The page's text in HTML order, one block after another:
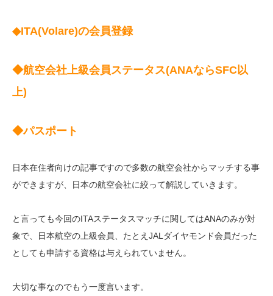
◆ITA(Volare)の会員登録
◆航空会社上級会員ステータス(ANAならSFC以
上)
◆パスポート
日本在住者向けの記事ですので多数の航空会社からマッチする事
ができますが、日本の航空会社に絞って解説していきます。
と言っても今回のITAステータスマッチに関してはANAのみが対
象で、日本航空の上級会員、たとえJALダイヤモンド会員だった
としても申請する資格は与えられていません。
大切な事なのでもう一度言います。